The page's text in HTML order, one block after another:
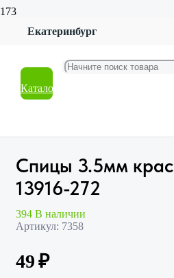
Екатеринбург
Каталог
Хобби и творчество
Спицы 3.5мм красные SL-13916-
Спицы 3.5мм
13916-272
394 В наличии
Артикул: 7358
49₽